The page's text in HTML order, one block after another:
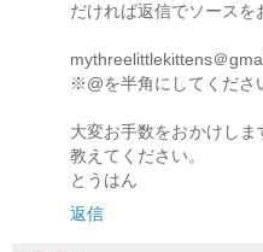
だければ返信でソースを
mythreelittlekittens＠
※@を半角にしてくださ
大変お手数をおかけし
教えてください。
とうはん
返信